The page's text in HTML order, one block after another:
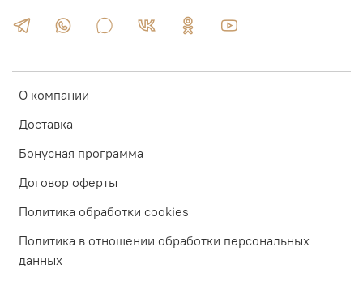
О компании
Доставка
Бонусная программа
Договор оферты
Политика обработки cookies
Политика в отношении обработки персональных
данных